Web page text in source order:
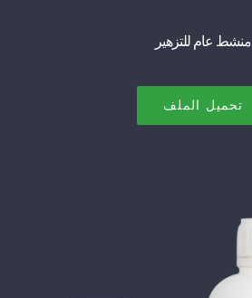
منشط عام للتزهير
تحميل الملف